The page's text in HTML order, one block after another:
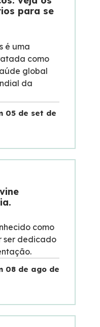
para se
é uma
como
global
da
05 de set de
como
ser dedicado
08 de ago de